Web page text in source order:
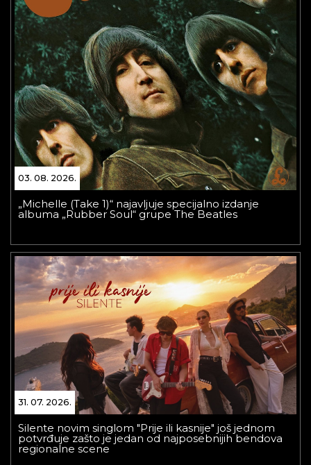
03. 08. 2026.
„Michelle (Take 1)“ najavljuje specijalno izdanje
albuma „Rubber Soul“ grupe The Beatles
31. 07. 2026.
Silente novim singlom "Prije ili kasnije" još jednom
potvrđuje zašto je jedan od najposebnijih bendova
regionalne scene